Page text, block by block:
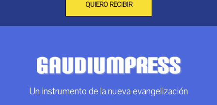
QUIERO RECIBIR
Un instrumento de la nueva evangelización